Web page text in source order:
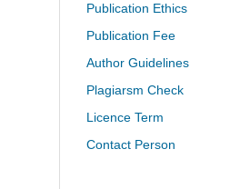
Publication Ethics
Publication Fee
Author Guidelines
Plagiarsm Check
Licence Term
Contact Person